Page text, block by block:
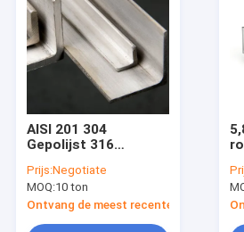
AISI 201 304
Gepolijst 316
BA 2B
Prijs:Negotiate
MOQ:10 ton
Ontvang de meest recente Prijs